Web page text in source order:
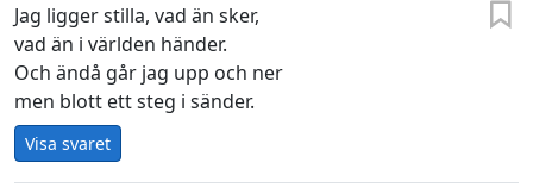
Jag ligger stilla, vad än sker,
vad än i världen händer.
Och ändå går jag upp och ner
men blott ett steg i sänder.
Visa svaret